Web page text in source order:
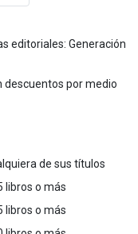
editoriales: Generación
descuentos por medio
de sus títulos
libros o más
libros o más